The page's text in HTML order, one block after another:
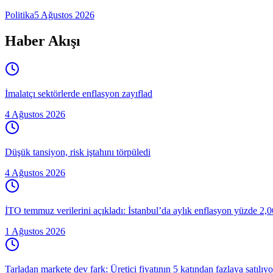
Politika5 Ağustos 2026
Haber Akışı
İmalatçı sektörlerde enflasyon zayıflad
4 Ağustos 2026
Düşük tansiyon, risk iştahını törpüledi
4 Ağustos 2026
İTO temmuz verilerini açıkladı: İstanbul’da aylık enflasyon yüzde
1 Ağustos 2026
Tarladan markete dev fark: Üretici fiyatının 5 katından fazlaya